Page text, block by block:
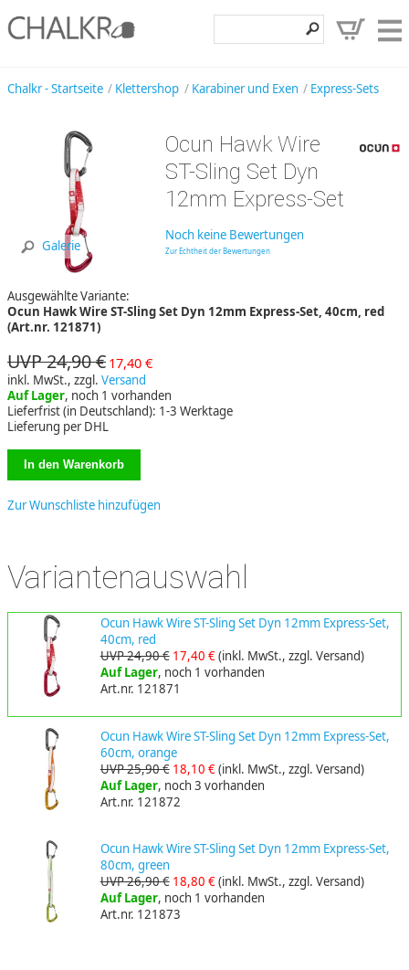
Klettershop
Entdecken
Angebote
Hilfe, Kontakt
Chalkr - Startseite Klettershop Karabiner und Exen Express-Sets
Galerie
Ocun Hawk Wire
ST-Sling Set Dyn
12mm Express-Set
Noch keine Bewertungen
Zur Echtheit der Bewertungen
Ausgewählte Variante:
Ocun Hawk Wire ST-Sling Set Dyn 12mm Express-Set, 40cm, red
(Art.nr. 121871)
UVP 24,90 € 17,40 €
inkl. MwSt., zzgl. Versand
Auf Lager, noch 1 vorhanden
Lieferfrist (in Deutschland): 1-3 Werktage
Lieferung per DHL
Zur Wunschliste hinzufügen
Variantenauswahl
Ocun Hawk Wire ST-Sling Set Dyn 12mm Express-Set,
40cm, red
UVP 24,90 € 17,40 €(inkl. MwSt., zzgl. Versand)
Auf Lager, noch 1 vorhanden
Art.nr. 121871
Ocun Hawk Wire ST-Sling Set Dyn 12mm Express-Set,
60cm, orange
UVP 25,90 € 18,10 €(inkl. MwSt., zzgl. Versand)
Auf Lager, noch 3 vorhanden
Art.nr. 121872
Ocun Hawk Wire ST-Sling Set Dyn 12mm Express-Set,
80cm, green
UVP 26,90 € 18,80 €(inkl. MwSt., zzgl. Versand)
Auf Lager, noch 1 vorhanden
Art.nr. 121873